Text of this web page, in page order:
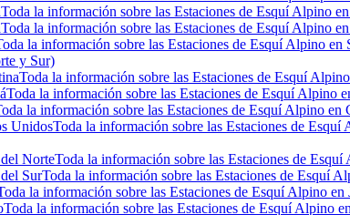
Toda la información sobre las Estaciones de Esquí Alpino
Toda la información sobre las Estaciones de Esquí Alpino
la información sobre las Estaciones de Esquí Alpino en
y Sur)
Toda la información sobre las Estaciones de Esquí
Toda la información sobre las Estaciones de Esquí Alpino
la información sobre las Estaciones de Esquí Alpino en
UnidosToda la información sobre las Estaciones de
NorteToda la información sobre las Estaciones de
SurToda la información sobre las Estaciones de Esquí
la información sobre las Estaciones de Esquí Alpino en
Toda la información sobre las Estaciones de Esquí Alpino